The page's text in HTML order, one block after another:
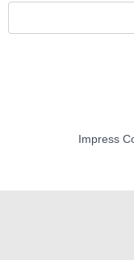
Impress